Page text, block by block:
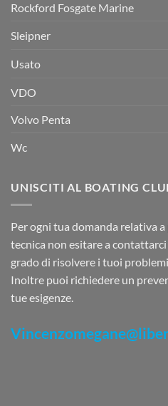
Rockford Fosgate Marine
Sleipner
Usato
VDO
Volvo Penta
Wc
UNISCITI AL BOATING
Per ogni tua domanda relativa
tecnica non esitare a
grado di risolvere i tuoi
Inoltre puoi richiedere un
tue esigenze.